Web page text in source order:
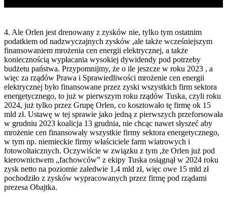
4. Ale Orlen jest drenowany z zysków nie, tylko tym ostatnim
podatkiem od nadzwyczajnych zysków ,ale także wcześniejszym
finansowaniem mrożenia cen energii elektrycznej, a także
koniecznością wypłacania wysokiej dywidendy pod potrzeby
budżetu państwa. Przypomnijmy, że o ile jeszcze w roku 2023 , a
więc za rządów Prawa i Sprawiedliwości mrożenie cen energii
elektrycznej było finansowane przez zyski wszystkich firm sektora
energetycznego, to już w pierwszym roku rządów Tuska, czyli roku
2024, już tylko przez Grupę Orlen, co kosztowało tę firmę ok 15
mld zł. Ustawę w tej sprawie jako jedną z pierwszych przeforsowała
w grudniu 2023 koalicja 13 grudnia, nie chcąc nawet słyszeć aby
mrożenie cen finansowały wszystkie firmy sektora energetycznego,
w tym np. niemieckie firmy właściciele farm wiatrowych i
fotowoltaicznych. Oczywiście w związku z tym ,że Orlen już pod
kierownictwem „fachowców” z ekipy Tuska osiągnął w 2024 roku
zysk netto na poziomie zaledwie 1,4 mld zł, więc owe 15 mld zł
pochodziło z zysków wypracowanych przez firmę pod rządami
prezesa Obajtka.